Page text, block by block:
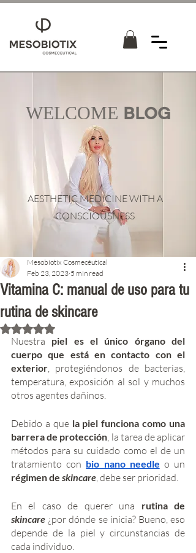
WELCOME BLOG
AESTHETIC MEDICINE WITH A
CONSCIOUSNESS
Vitamina C: manual de uso para tu
rutina de skincare
Mesobiotix Cosmecéutical
Feb 23, 2023 5 min read
Rated NaN out of 5 stars.
Nuestra piel es el único órgano del
cuerpo que está en contacto con el
exterior , protegiéndonos de bacterias,
temperatura, exposición al sol y muchos
otros agentes dañinos.
Debido a que la piel funciona como una
barrera de protección , la tarea de aplicar
métodos para su cuidado como el de un
tratamiento con bio nano needle
régimen de skincare , debe ser prioridad.
En el caso de querer una
skincare ¿por dónde se inicia? Bueno, eso
depende de la piel y circunstancias de
cada individuo.